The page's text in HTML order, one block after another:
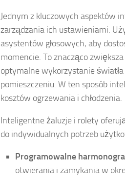
Jednym z kluczowych aspektów
zarządzania ich ustawieniami.
asystentów głosowych, aby
momencie. To znacząco
optymalne wykorzystanie
pomieszczeniu. W ten sposób
kosztów ogrzewania i chłodzenia.
Inteligentne żaluzje i rolety
do indywidualnych potrzeb
Programowalne
otwierania i zamykania w